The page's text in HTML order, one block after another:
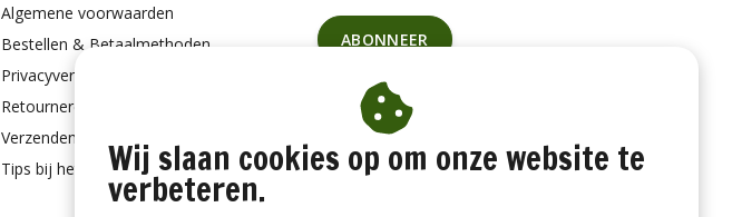
Algemene voorwaarden
Bestellen & Betaalmethoden
Privacyverklaring
Retourneren
Verzenden & Verpakking
Tips bij het aanplanten
ABONNEER
Wij slaan cookies op om onze website te
verbeteren.